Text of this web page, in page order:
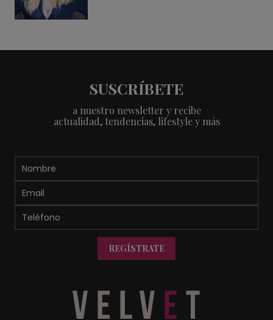
SUSCRÍBETE
a nuestro newsletter y recibe
actualidad, tendencias, lifestyle y más
REGÍSTRATE